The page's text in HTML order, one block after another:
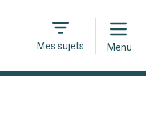
Mes sujets
Open
Menu